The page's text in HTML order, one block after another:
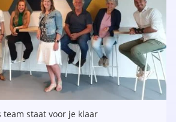
team staat voor je klaar